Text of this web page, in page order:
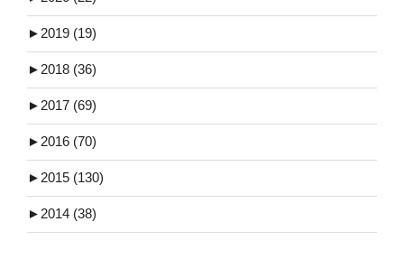
► 2019 (19)
► 2018 (36)
► 2017 (69)
► 2016 (70)
► 2015 (130)
► 2014 (38)